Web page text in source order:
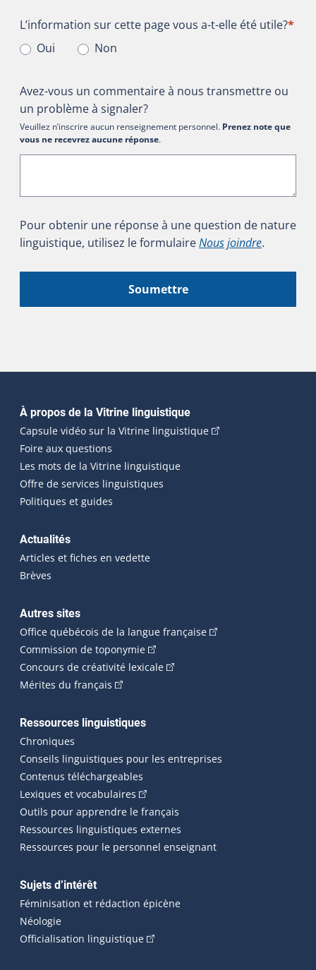
L’information sur cette page vous a-t-elle été utile?
L’information sur cette page vous a-t-elle été utile?*
Oui
Non
Avez-vous un commentaire à nous transmettre ou
un problème à signaler?
Veuillez n’inscrire aucun renseignement personnel. Prenez note que
vous ne recevrez aucune réponse.
Pour obtenir une réponse à une question de nature
linguistique, utilisez le formulaireNous joindre.
Soumettre
Navigation principale
À propos de la Vitrine linguistique
Capsule vidéo sur la Vitrine linguistique(Cet hyperlien
Foire aux questions
Les mots de la Vitrine linguistique
Offre de services linguistiques
Politiques et guides
Actualités
Articles et fiches en vedette
Brèves
Autres sites
Office québécois de la langue française(Cet hyperlien
Commission de toponymie(Cet hyperlien externe s'ouvrira
Concours de créativité lexicale(Cet hyperlien externe
Mérites du français (Cet hyperlien externe s'ouvrira dans une
Ressources linguistiques
Chroniques
Conseils linguistiques pour les entreprises
Contenus téléchargeables
Lexiques et vocabulaires (Cet hyperlien externe s'ouvrira
Outils pour apprendre le français
Ressources linguistiques externes
Ressources pour le personnel enseignant
Sujets d’intérêt
Féminisation et rédaction épicène
Néologie
Officialisation linguistique(Cet hyperlien externe s'ouvrira